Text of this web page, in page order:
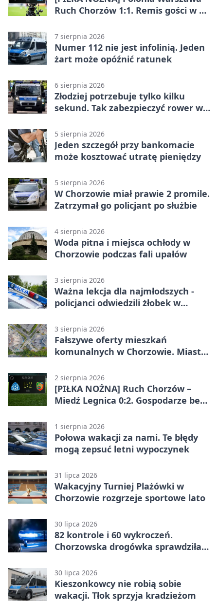
Ruch Chorzów 1:1. Remis gości w 3.
7 sierpnia 2026
Numer 112 nie jest infolinią. Jeden
żart może opóźnić ratunek
6 sierpnia 2026
Złodziej potrzebuje tylko kilku
sekund. Tak zabezpieczyć rower w
5 sierpnia 2026
Jeden szczegół przy bankomacie
może kosztować utratę pieniędzy
5 sierpnia 2026
W Chorzowie miał prawie 2 promile.
Zatrzymał go policjant po służbie
4 sierpnia 2026
Woda pitna i miejsca ochłody w
Chorzowie podczas fali upałów
3 sierpnia 2026
Ważna lekcja dla najmłodszych -
policjanci odwiedzili żłobek w
3 sierpnia 2026
Fałszywe oferty mieszkań
komunalnych w Chorzowie. Miasto
2 sierpnia 2026
[PIŁKA NOŻNA] Ruch Chorzów –
Miedź Legnica 0:2. Gospodarze bez
1 sierpnia 2026
Połowa wakacji za nami. Te błędy
mogą zepsuć letni wypoczynek
31 lipca 2026
Wakacyjny Turniej Plażówki w
Chorzowie rozgrzeje sportowe lato
30 lipca 2026
82 kontrole i 60 wykroczeń.
Chorzowska drogówka sprawdziła
30 lipca 2026
Kieszonkowcy nie robią sobie
wakacji. Tłok sprzyja kradzieżom